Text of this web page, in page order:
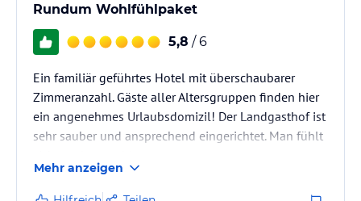
Rundum Wohlfühlpaket
5,8 / 6
Ein familiär geführtes Hotel mit überschaubarer
Zimmeranzahl. Gäste aller Altersgruppen finden hier
ein angenehmes Urlaubsdomizil! Der Landgasthof ist
sehr sauber und ansprechend eingerichtet. Man fühlt
Mehr anzeigen